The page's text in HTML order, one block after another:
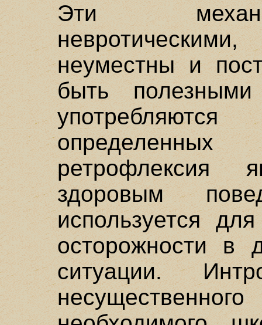
Эти
неуместны и
быть
ретрофлексия
здоровым
используется
осторожности в
ситуации.